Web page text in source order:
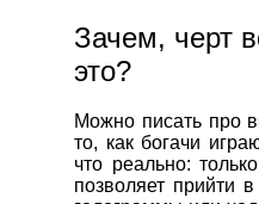
Зачем, черт
это?
Можно писать про
то, как богачи
что реально:
позволяет прийти